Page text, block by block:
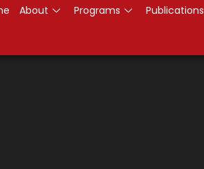
About Programs Publications